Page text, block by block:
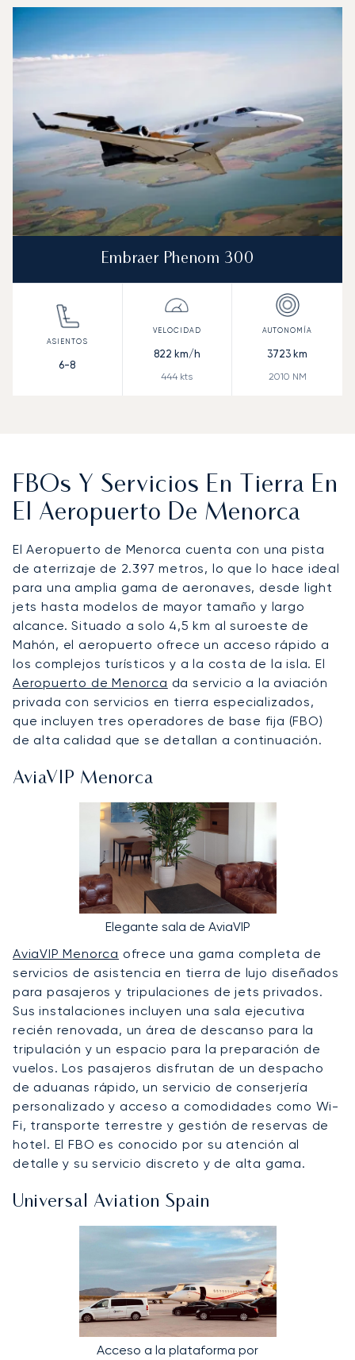
Embraer Phenom 300
6-8
822 km/h
444 kts
3723 km
2010 NM
FBOs Y Servicios En Tierra En
El Aeropuerto De Menorca
El Aeropuerto de Menorca cuenta con una pista
de aterrizaje de 2.397 metros, lo que lo hace ideal
para una amplia gama de aeronaves, desde light
jets hasta modelos de mayor tamaño y largo
alcance. Situado a solo 4,5 km al suroeste de
Mahón, el aeropuerto ofrece un acceso rápido a
los complejos turísticos y a la costa de la isla. El
Aeropuerto de Menorca da servicio a la aviación
privada con servicios en tierra especializados,
que incluyen tres operadores de base fija (FBO)
de alta calidad que se detallan a continuación.
AviaVIP Menorca
Elegante sala de AviaVIP
AviaVIP Menorca ofrece una gama completa de
servicios de asistencia en tierra de lujo diseñados
para pasajeros y tripulaciones de jets privados.
Sus instalaciones incluyen una sala ejecutiva
recién renovada, un área de descanso para la
tripulación y un espacio para la preparación de
vuelos. Los pasajeros disfrutan de un despacho
de aduanas rápido, un servicio de conserjería
personalizado y acceso a comodidades como Wi-
Fi, transporte terrestre y gestión de reservas de
hotel. El FBO es conocido por su atención al
detalle y su servicio discreto y de alta gama.
Universal Aviation Spain
Acceso a la plataforma por